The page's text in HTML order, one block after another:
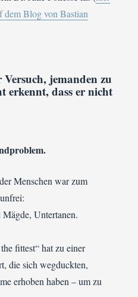
dem Blog von Bastian
jemanden zu
erkennt, dass er nicht
Menschen war zum
Untertanen.
fittest“ hat zu einer
die sich wegduckten,
erhoben haben – um zu